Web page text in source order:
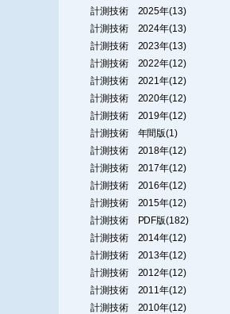
計測技術 2025年(13)
計測技術 2024年(13)
計測技術 2023年(13)
計測技術 2022年(12)
計測技術 2021年(12)
計測技術 2020年(12)
計測技術 2019年(12)
計測技術 年間版(1)
計測技術 2018年(12)
計測技術 2017年(12)
計測技術 2016年(12)
計測技術 2015年(12)
計測技術 PDF版(182)
計測技術 2014年(12)
計測技術 2013年(12)
計測技術 2012年(12)
計測技術 2011年(12)
計測技術 2010年(12)